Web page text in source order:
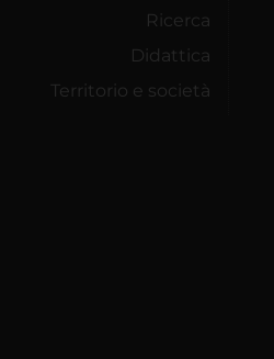
Ricerca
Didattica
Territorio e società